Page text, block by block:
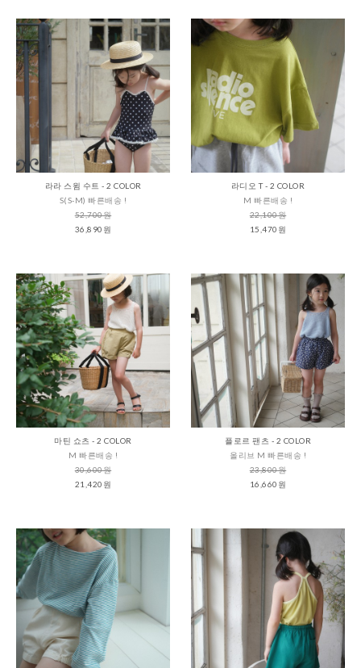
라라 스윔 수트 - 2 COLOR
S(S-M) 빠른배송 !
52,700원
36,890원
라디오 T - 2 COLOR
M 빠른배송 !
22,100원
15,470원
마틴 쇼츠 - 2 COLOR
M 빠른배송 !
30,600원
21,420원
플로르 팬츠 - 2 COLOR
올리브 M 빠른배송 !
23,800원
16,660원